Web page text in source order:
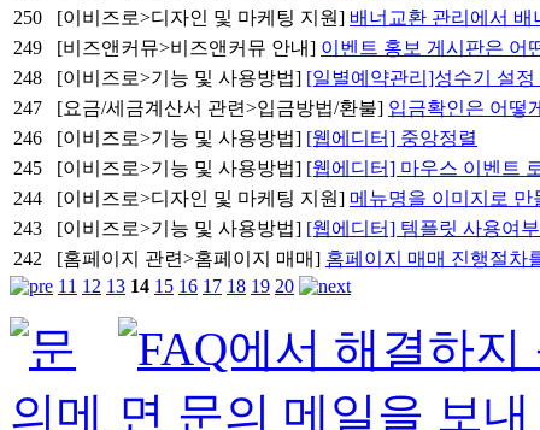
250
[이비즈로>디자인 및 마케팅 지원] 배너교환 관리에서
249
[비즈앤커뮤>비즈앤커뮤 안내] 이벤트 홍보 게시판은 어
248
[이비즈로>기능 및 사용방법] [일별예약관리]성수기 설
247
[요금/세금계산서 관련>입금방법/환불] 입금확인은 어떻
246
[이비즈로>기능 및 사용방법] [웹에디터] 중앙정렬
245
[이비즈로>기능 및 사용방법] [웹에디터] 마우스 이벤트
244
[이비즈로>디자인 및 마케팅 지원] 메뉴명을 이미지로 만
243
[이비즈로>기능 및 사용방법] [웹에디터] 템플릿 사용여
242
[홈페이지 관련>홈페이지 매매] 홈페이지 매매 진행절차
11 12 13 14 15 16 17 18 19 20